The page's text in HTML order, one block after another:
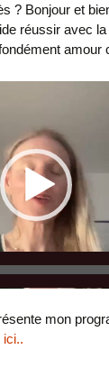
? Bonjour et
réussir avec
amour
mon
ici..